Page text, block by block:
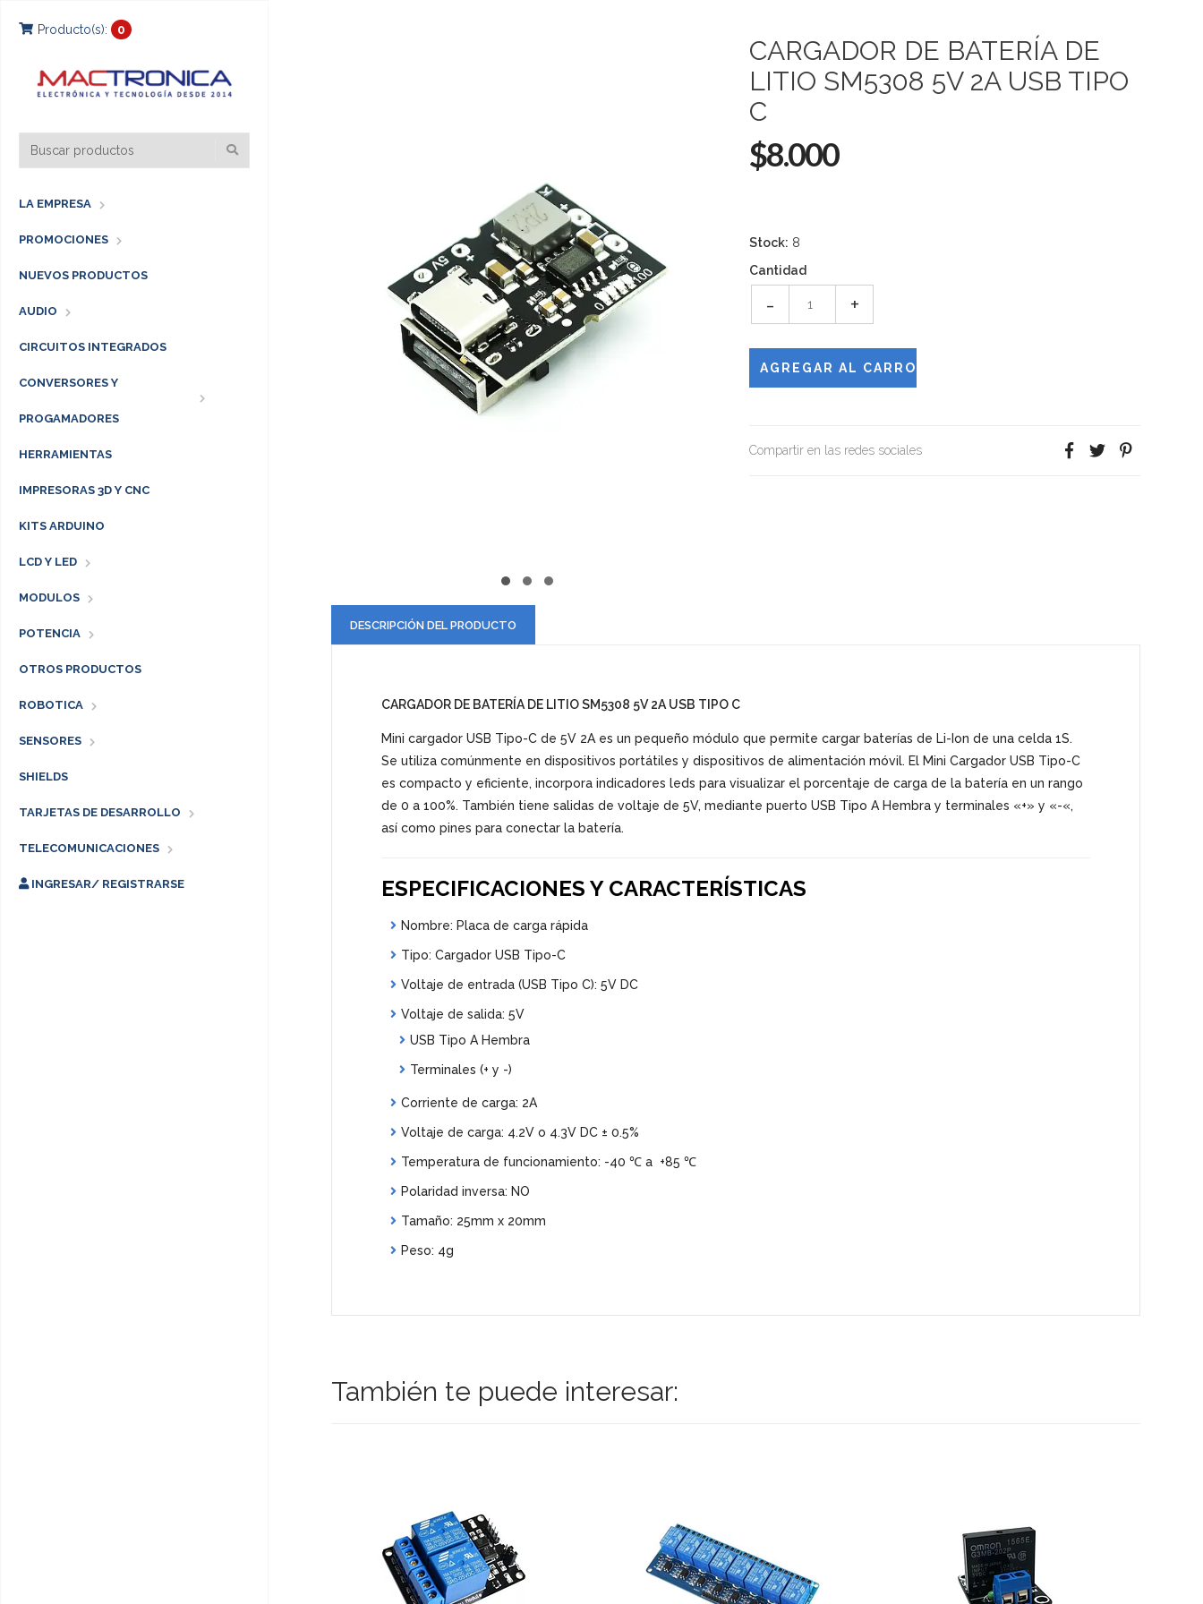
Producto(s): 0
LA EMPRESA
PROMOCIONES
NUEVOS PRODUCTOS
AUDIO
CIRCUITOS INTEGRADOS
CONVERSORES Y
PROGAMADORES
HERRAMIENTAS
IMPRESORAS 3D Y CNC
KITS ARDUINO
LCD Y LED
MODULOS
POTENCIA
OTROS PRODUCTOS
ROBOTICA
SENSORES
SHIELDS
TARJETAS DE DESARROLLO
TELECOMUNICACIONES
INGRESAR/ REGISTRARSE
CARGADOR DE BATERÍA DE
LITIO SM5308 5V 2A USB TIPO
C
$8.000
Stock: 8
Cantidad
- +
Compartir en las redes sociales
DESCRIPCIÓN DEL PRODUCTO
CARGADOR DE BATERÍA DE LITIO SM5308 5V 2A USB TIPO C
Mini cargador USB Tipo-C de 5V 2A es un pequeño módulo que permite cargar baterías de Li-Ion de una celda 1S.
Se utiliza comúnmente en dispositivos portátiles y dispositivos de alimentación móvil. El Mini Cargador USB Tipo-C
es compacto y eficiente, incorpora indicadores leds para visualizar el porcentaje de carga de la batería en un rango
de 0 a 100%. También tiene salidas de voltaje de 5V, mediante puerto USB Tipo A Hembra y terminales «+» y «-«,
así como pines para conectar la batería.
ESPECIFICACIONES Y CARACTERÍSTICAS
Nombre: Placa de carga rápida
Tipo: Cargador USB Tipo-C
Voltaje de entrada (USB Tipo C): 5V DC
Voltaje de salida: 5V
USB Tipo A Hembra
Terminales (+ y -)
Corriente de carga: 2A
Voltaje de carga: 4.2V o 4.3V DC ± 0.5%
Temperatura de funcionamiento: -40 ℃ a +85 ℃
Polaridad inversa: NO
Tamaño: 25mm x 20mm
Peso: 4g
También te puede interesar: